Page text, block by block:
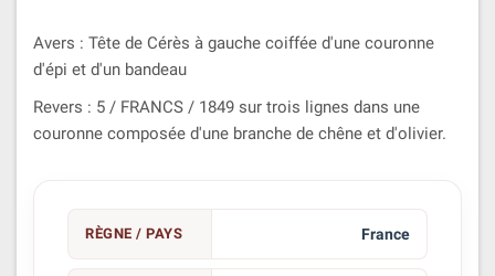
Avers : Tête de Cérès à gauche coiffée d'une couronne
d'épi et d'un bandeau
Revers : 5 / FRANCS / 1849 sur trois lignes dans une
couronne composée d'une branche de chêne et d'olivier.
RÈGNE / PAYS France